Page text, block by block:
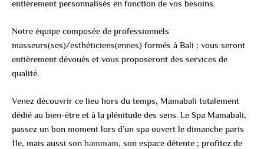
entièrement personnalisés en fonction de vos besoins.
Notre équipe composée de professionnels
masseurs(ses)/esthéticiens(ennes) formés à Bali ; vous seront
entièrement dévoués et vous proposeront des services de
qualité.
Venez découvrir ce lieu hors du temps, Mamabali totalement
dédié au bien-être et à la plénitude des sens. Le Spa Mamabali,
passez un bon moment lors d’un spa ouvert le dimanche paris
11e, mais aussi son hammam, son espace détente ; profitez de